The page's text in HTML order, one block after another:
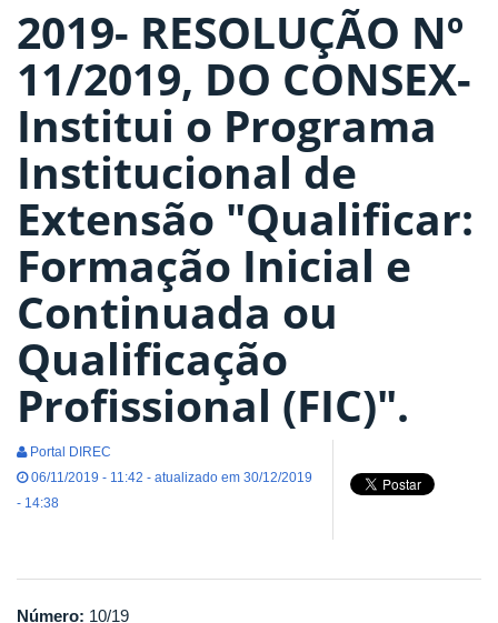
2019- RESOLUÇÃO Nº
11/2019, DO CONSEX-
Institui o Programa
Institucional de
Extensão "Qualificar:
Formação Inicial e
Continuada ou
Qualificação
Profissional (FIC)".
Portal DIREC
06/11/2019 - 11:42 - atualizado em 30/12/2019
- 14:38
Número: 10/19